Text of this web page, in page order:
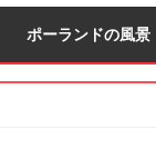
ポーランドの風景